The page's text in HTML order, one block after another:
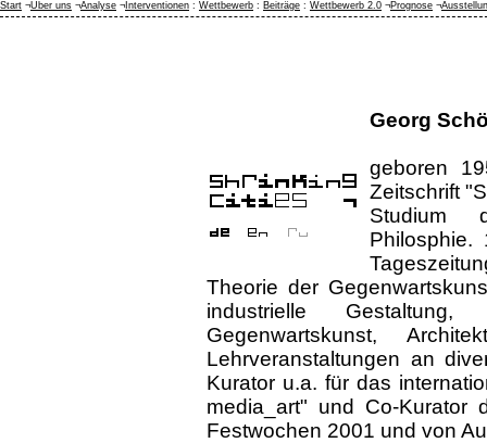
Georg
geboren
Zeitschrift
Studium
Philosphie.
Theorie der
industrielle
Gegenwartskunst,
Lehrveranstaltungen an
Kurator u.a. für das
media_art" und Co-
Festwochen 2001 und von
Start ¬Über uns ¬Analyse ¬ Interventionen : Wettbewerb : Beiträge : Wettbewerb 2.0 ¬Prognose ¬